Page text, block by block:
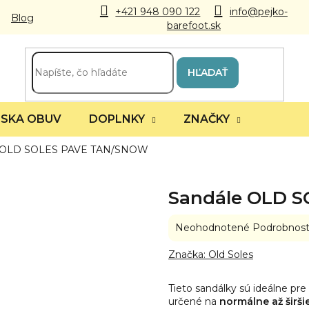
+421 948 090 122
info@pejko-
barefoot.sk
Blog
HĽADAŤ
OBUV DOPLNKY ZNAČKY
SOLES PAVE TAN/SNOW
Sandále OLD
Tieto sandálky sú ideálne
určené na normálne až
Priemerné
produktu
z
5
Neohodnotené
Značka: Old Soles